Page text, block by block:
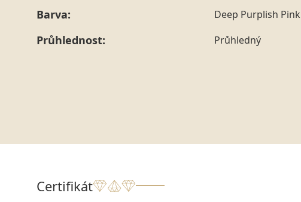
Barva: Deep Purplish Pink
Průhlednost: Průhledný
Certifikát